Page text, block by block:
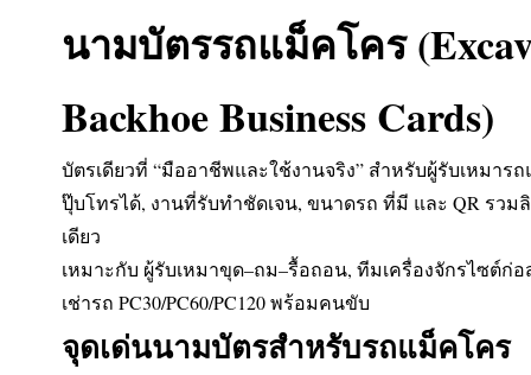
นามบัตรรถแม็คโคร
Backhoe Business Cards)
บัตรเดียวที่ “มืออาชีพและใช้งานจริง” สำหรับผู้รับเหมา
ปุ๊บโทรได้, งานที่รับทำชัดเจน, ขนาดรถ ที่มี และ QR รวม
เดียว
เหมาะกับ ผู้รับเหมาขุด–ถม–รื้อถอน, ทีมเครื่องจักรไซต์ก่
เช่ารถ PC30/PC60/PC120 พร้อมคนขับ
จุดเด่นนามบัตรสำหรับรถแม็คโคร